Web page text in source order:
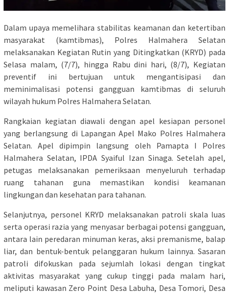
Dalam upaya memelihara stabilitas keamanan dan ketertiban
masyarakat (kamtibmas), Polres Halmahera Selatan
melaksanakan Kegiatan Rutin yang Ditingkatkan (KRYD) pada
Selasa malam, (7/7), hingga Rabu dini hari, (8/7), Kegiatan
preventif ini bertujuan untuk mengantisipasi dan
meminimalisasi potensi gangguan kamtibmas di seluruh
wilayah hukum Polres Halmahera Selatan.
Rangkaian kegiatan diawali dengan apel kesiapan personel
yang berlangsung di Lapangan Apel Mako Polres Halmahera
Selatan. Apel dipimpin langsung oleh Pamapta I Polres
Halmahera Selatan, IPDA Syaiful Izan Sinaga. Setelah apel,
petugas melaksanakan pemeriksaan menyeluruh terhadap
ruang tahanan guna memastikan kondisi keamanan
lingkungan dan kesehatan para tahanan.
Selanjutnya, personel KRYD melaksanakan patroli skala luas
serta operasi razia yang menyasar berbagai potensi gangguan,
antara lain peredaran minuman keras, aksi premanisme, balap
liar, dan bentuk-bentuk pelanggaran hukum lainnya. Sasaran
patroli difokuskan pada sejumlah lokasi dengan tingkat
aktivitas masyarakat yang cukup tinggi pada malam hari,
meliputi kawasan Zero Point Desa Labuha, Desa Tomori, Desa